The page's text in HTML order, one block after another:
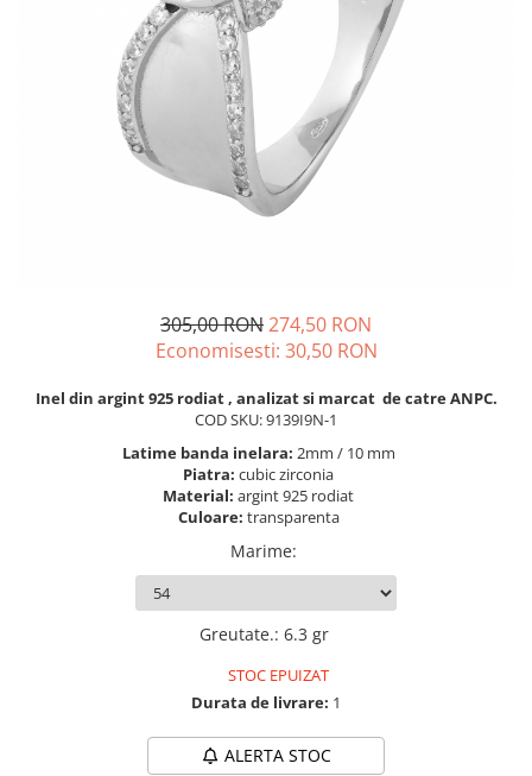
SETURI BIJUTERII
ACE DE CRAVATA
BRATARI PENTRU PICIOR
BRATARA TIP ROZARIU
LANTURI TIP ROZARIU
305,00 RON274,50 RON
Economisesti: 30,50 RON
Inel din argint 925 rodiat , analizat si marcat de catre ANPC.
COD SKU: 9139I9N-1
Latime banda inelara: 2mm / 10 mm
Piatra: cubic zirconia
Material: argint 925 rodiat
Culoare: transparenta
Marime:
Greutate.: 6.3 gr
STOC EPUIZAT
Durata de livrare: 1
ALERTA STOC